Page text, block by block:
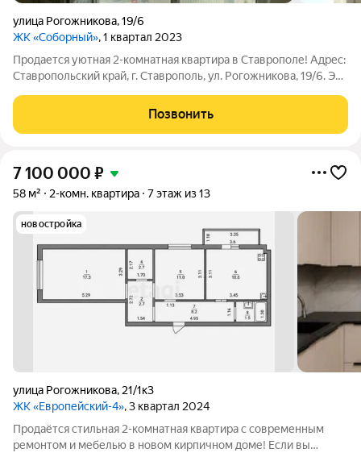
улица Рогожникова,19/6
ЖК «Соборный», 1 квартал 2023
Продается уютная 2-комнатная квартира в Ставрополе! Адрес:
Ставропольский край, г. Ставрополь, ул. Рогожникова, 19/6. Эта
комфортной жизни вашей семьи. На третьем этаже
современного дома
Позвонить
7 100 000 ₽
58 м² 2-комн. квартира 7 этаж из 13
новостройка
улица Рогожникова, 21/1к3
ЖК «Европейский-4», 3 квартал 2024
Продаётся стильная 2-комнатная квартира с современным
ремонтом и мебелью в новом кирпичном доме! Если вы